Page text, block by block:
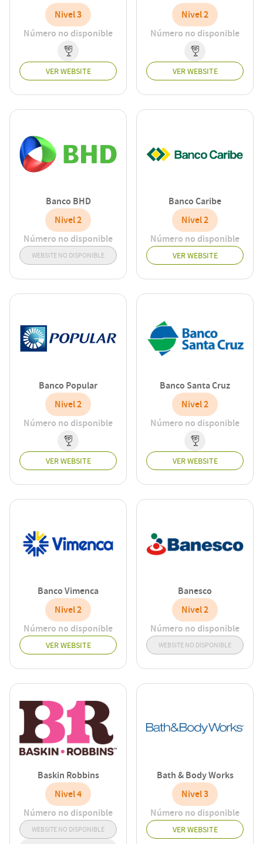
Nivel 3
Número no disponible
VER WEBSITE
Nivel 2
Número no disponible
VER WEBSITE
Banco BHD
Nivel 2
Número no disponible
WEBSITE NO DISPONIBLE
Banco Caribe
Nivel 2
Número no disponible
VER WEBSITE
Banco Popular
Nivel 2
Número no disponible
VER WEBSITE
Banco Santa Cruz
Nivel 2
Número no disponible
VER WEBSITE
Banco Vimenca
Nivel 2
Número no disponible
VER WEBSITE
Banesco
Nivel 2
Número no disponible
WEBSITE NO DISPONIBLE
Baskin Robbins
Nivel 4
Número no disponible
WEBSITE NO DISPONIBLE
Bath & Body Works
Nivel 3
Número no disponible
VER WEBSITE